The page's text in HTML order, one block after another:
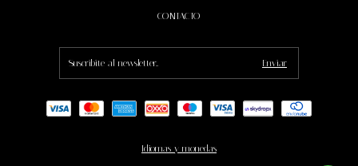
CONTACTO
Idiomas y monedas